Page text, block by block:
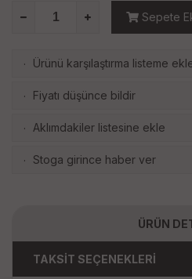
Sepete
· Ürünü karşılaştırma listeme
· Fiyatı düşünce bildir
· Aklımdakiler listesine ekle
· Stoga girince haber ver
ÜRÜN
TAKSİT SEÇENEKLERİ